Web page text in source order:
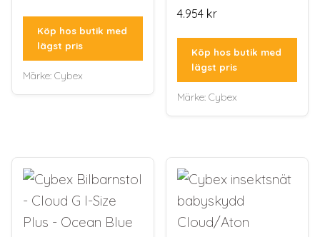
Köp hos butik med
lägst pris
Märke: Cybex
4.954 kr
Köp hos butik med
lägst pris
Märke:Cybex